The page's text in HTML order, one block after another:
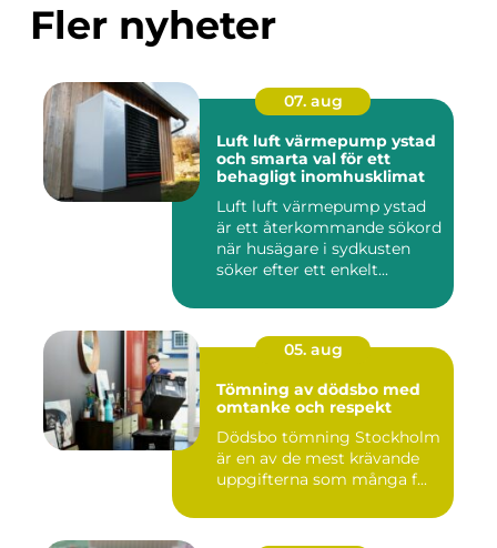
Fler nyheter
07. aug
Luft luft värmepump ystad
och smarta val för ett
behagligt inomhusklimat
Luft luft värmepump ystad
är ett återkommande sökord
när husägare i sydkusten
söker efter ett enkelt...
05. aug
Tömning av dödsbo med
omtanke och respekt
Dödsbo tömning Stockholm
är en av de mest krävande
uppgifterna som många f...